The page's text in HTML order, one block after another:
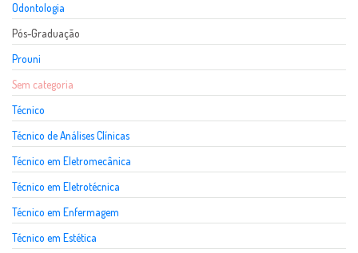
Odontologia
Pós-Graduação
Prouni
Sem categoria
Técnico
Técnico de Análises Clínicas
Técnico em Eletromecânica
Técnico em Eletrotécnica
Técnico em Enfermagem
Técnico em Estética